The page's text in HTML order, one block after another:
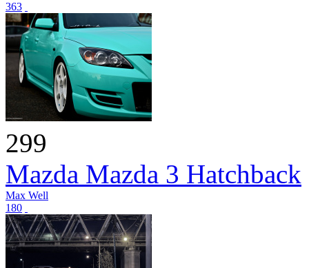
363
299
Mazda Mazda 3 Hatchback
Max Well
180